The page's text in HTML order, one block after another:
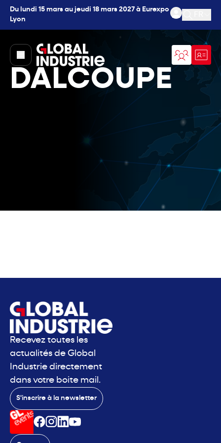
Du lundi 15 mars au jeudi 18 mars 2027 à Eurexpo
Lyon
Ouvrir
page.home
DALCOUPE
Recevez toutes les
actualités de Global
Industrie directement
dans votre boite mail.
S'inscrire à la newsletter